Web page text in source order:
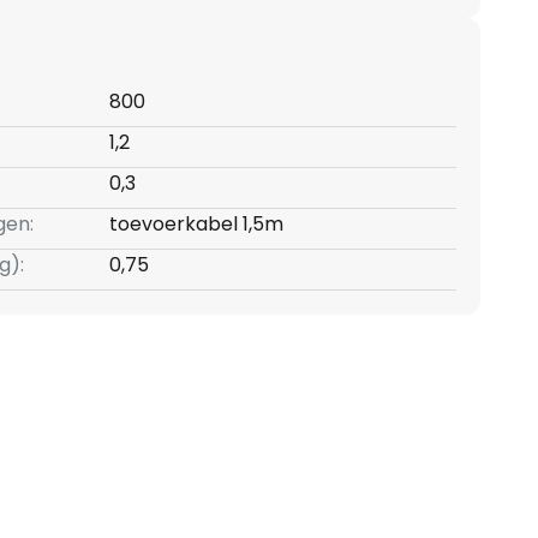
800
1,2
0,3
toevoerkabel 1,5m
0,75